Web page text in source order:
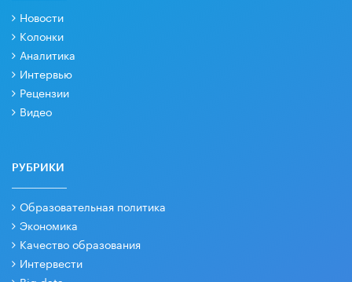
Новости
Колонки
Аналитика
Интервью
Рецензии
Видео
РУБРИКИ
Образовательная политика
Экономика
Качество образования
Интервести